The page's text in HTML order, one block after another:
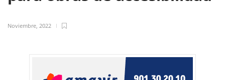
Noviembre, 2022